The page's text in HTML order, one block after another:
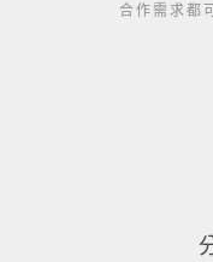
合作需求都